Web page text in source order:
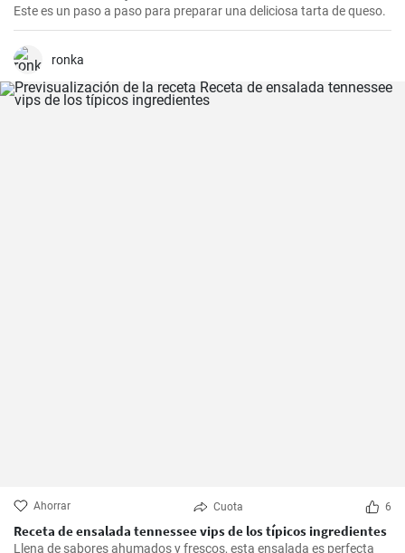
Este es un paso a paso para preparar una deliciosa tarta de queso.
ronka
Ahorrar Cuota 6
Receta de ensalada tennessee vips de los típicos ingredientes
Llena de sabores ahumados y frescos, esta ensalada es perfecta